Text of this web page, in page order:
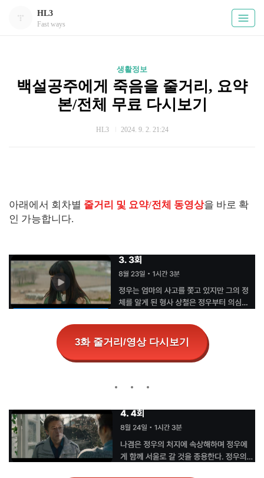
HL3
Fast ways
생활정보
백설공주에게 죽음을 줄거리, 요약
본/전체 무료 다시보기
HL3 2024. 9. 2. 21:24
아래에서 회차별 줄거리 및 요약/전체 동영상을 바로 확
인 가능합니다.
3화 줄거리/영상 다시보기